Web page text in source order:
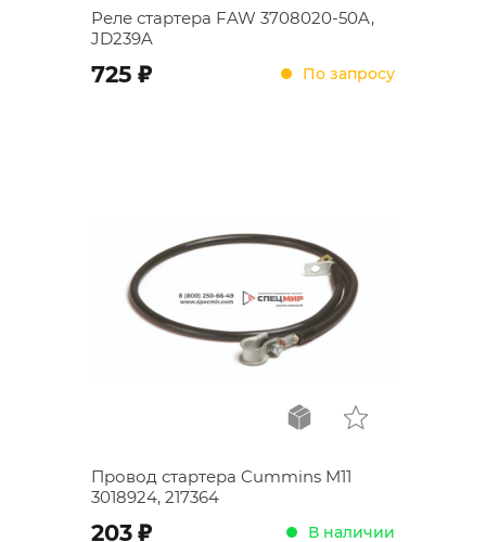
Реле стартера FAW 3708020-50A,
JD239A
725 ; По запросу
Провод стартера Cummins M11
3018924, 217364
203 ; В наличии